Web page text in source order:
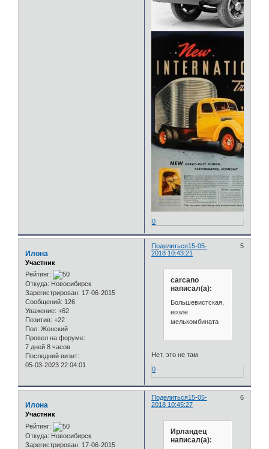
0
Поделиться 5
15-05-
2018 10:43:21
Илона
Участник
Рейтинг:
Откуда: Новосибирск
Зарегистрирован: 17-06-2015
Сообщений: 126
Уважение: +62
Позитив: +22
Пол: Женский
Провел на форуме:
7 дней 8 часов
Последний визит:
05-03-2023 22:04:01
carcano
написал(а):
Большевистская,
возле
мелькомбината
Нет, это не там
0
Поделиться 6
15-05-
2018 10:45:27
Илона
Участник
Рейтинг:
Откуда: Новосибирск
Зарегистрирован: 17-06-2015
Ирландец
написал(а):